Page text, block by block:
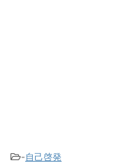
-自己啓発